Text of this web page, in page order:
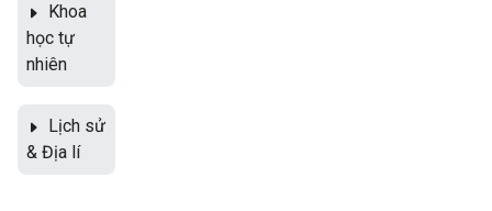
Khoa
học tự
nhiên
Lịch sử
& Địa lí